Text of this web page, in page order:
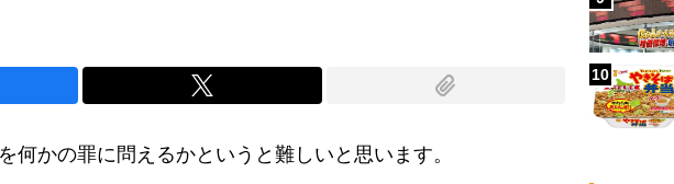
何かの罪に問えるかというと難しいと思います。
10